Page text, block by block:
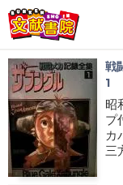
会員登録
ログイン
戦
1
昭
プ
カ
三